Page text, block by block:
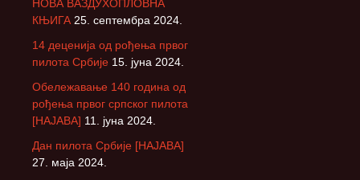
НОВА ВАЗДУХОПЛОВНА
КЊИГА 25. септембра 2024.
14 деценија од рођења првог
пилота Србије 15. јуна 2024.
Обележавање 140 година од
рођења првог српског пилота
[НАЈАВА] 11. јуна 2024.
Дан пилота Србије [НАЈАВА]
27. маја 2024.